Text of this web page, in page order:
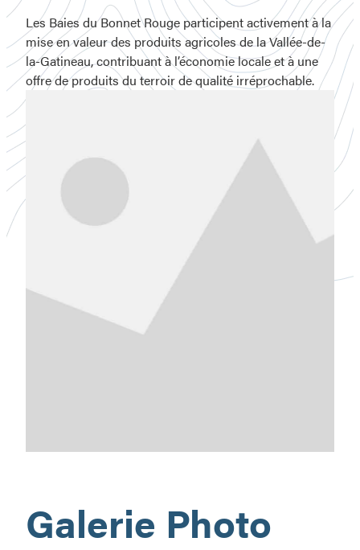
Les Baies du Bonnet Rouge participent activement à la
mise en valeur des produits agricoles de la Vallée-de-
la-Gatineau, contribuant à l’économie locale et à une
offre de produits du terroir de qualité irréprochable.
Galerie Photo